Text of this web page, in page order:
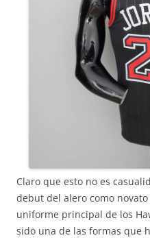
Claro que esto no es
debut del alero como
uniforme principal de los
sido una de las formas que